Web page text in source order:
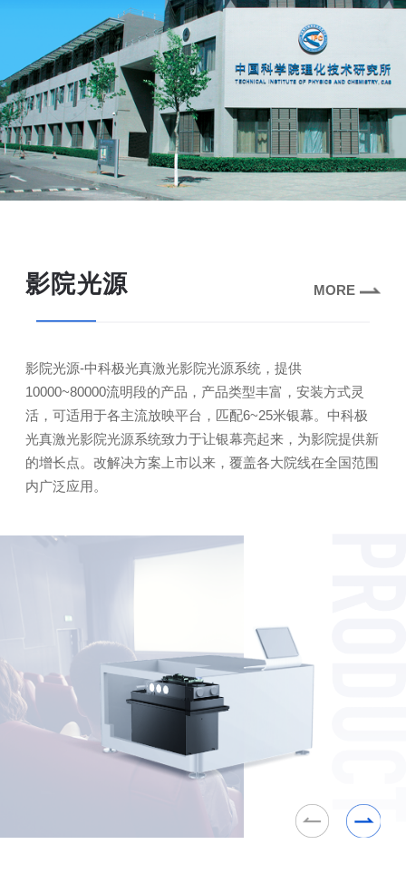
影院光源 MORE
影院光源-中科极光真激光影院光源系统，提供
10000~80000流明段的产品，产品类型丰富，安装方式灵
活，可适用于各主流放映平台，匹配6~25米银幕。中科极
光真激光影院光源系统致力于让银幕亮起来，为影院提供新
的增长点。改解决方案上市以来，覆盖各大院线在全国范围
内广泛应用。